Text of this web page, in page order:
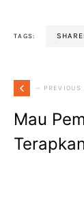
TAGS:
— PREVIOUS
Mau